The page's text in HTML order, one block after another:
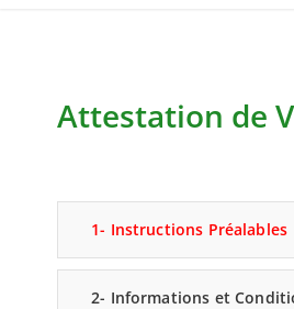
Attestation de
1- Instructions Préalables
2- Informations et